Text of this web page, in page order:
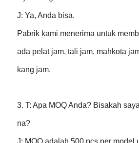
J: Ya, Anda bisa.
Pabrik kami menerima untuk
ada pelat jam, tali jam, mahkota
kang jam.
3. T: Apa MOQ Anda? Bisakah
na?
J: MOQ adalah 500 pcs per model